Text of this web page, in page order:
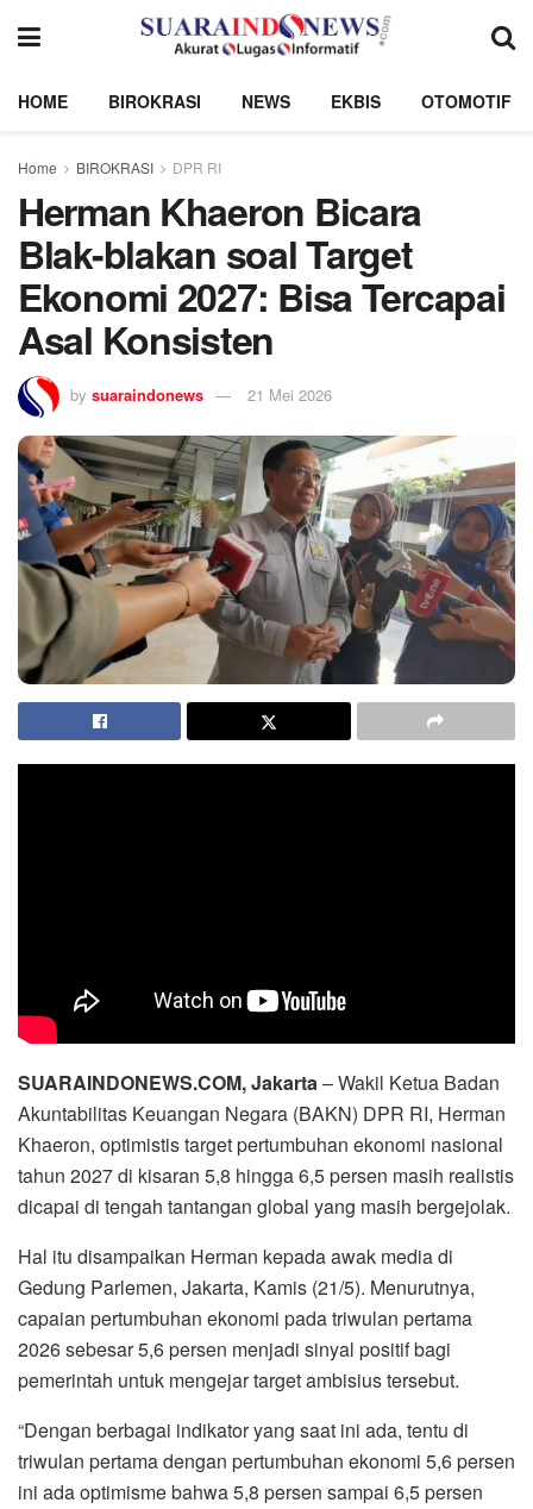
HOME BIROKRASI NEWS EKBIS OTOMOTIF
Home BIROKRASI DPR RI
Herman Khaeron Bicara
Blak-blakan soal Target
Ekonomi 2027: Bisa Tercapai
Asal Konsisten
by suaraindonews 21 Mei 2026
SUARAINDONEWS.COM, Jakarta– Wakil Ketua Badan
Akuntabilitas Keuangan Negara (BAKN) DPR RI, Herman
Khaeron, optimistis target pertumbuhan ekonomi nasional
tahun 2027 di kisaran 5,8 hingga 6,5 persen masih realistis
dicapai di tengah tantangan global yang masih bergejolak.
Hal itu disampaikan Herman kepada awak media di
Gedung Parlemen, Jakarta, Kamis (21/5). Menurutnya,
capaian pertumbuhan ekonomi pada triwulan pertama
2026 sebesar 5,6 persen menjadi sinyal positif bagi
pemerintah untuk mengejar target ambisius tersebut.
“Dengan berbagai indikator yang saat ini ada, tentu di
triwulan pertama dengan pertumbuhan ekonomi 5,6 persen
ini ada optimisme bahwa 5,8 persen sampai 6,5 persen